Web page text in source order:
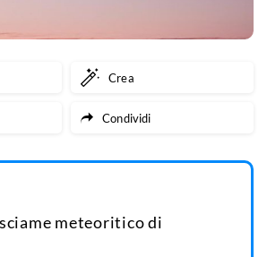
Crea
Condividi
meteoritico di